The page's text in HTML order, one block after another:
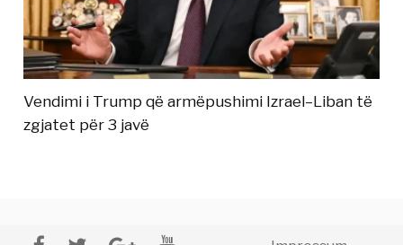
Vendimi i Trump që armëpushimi Izrael–Liban të
zgjatet për 3 javë